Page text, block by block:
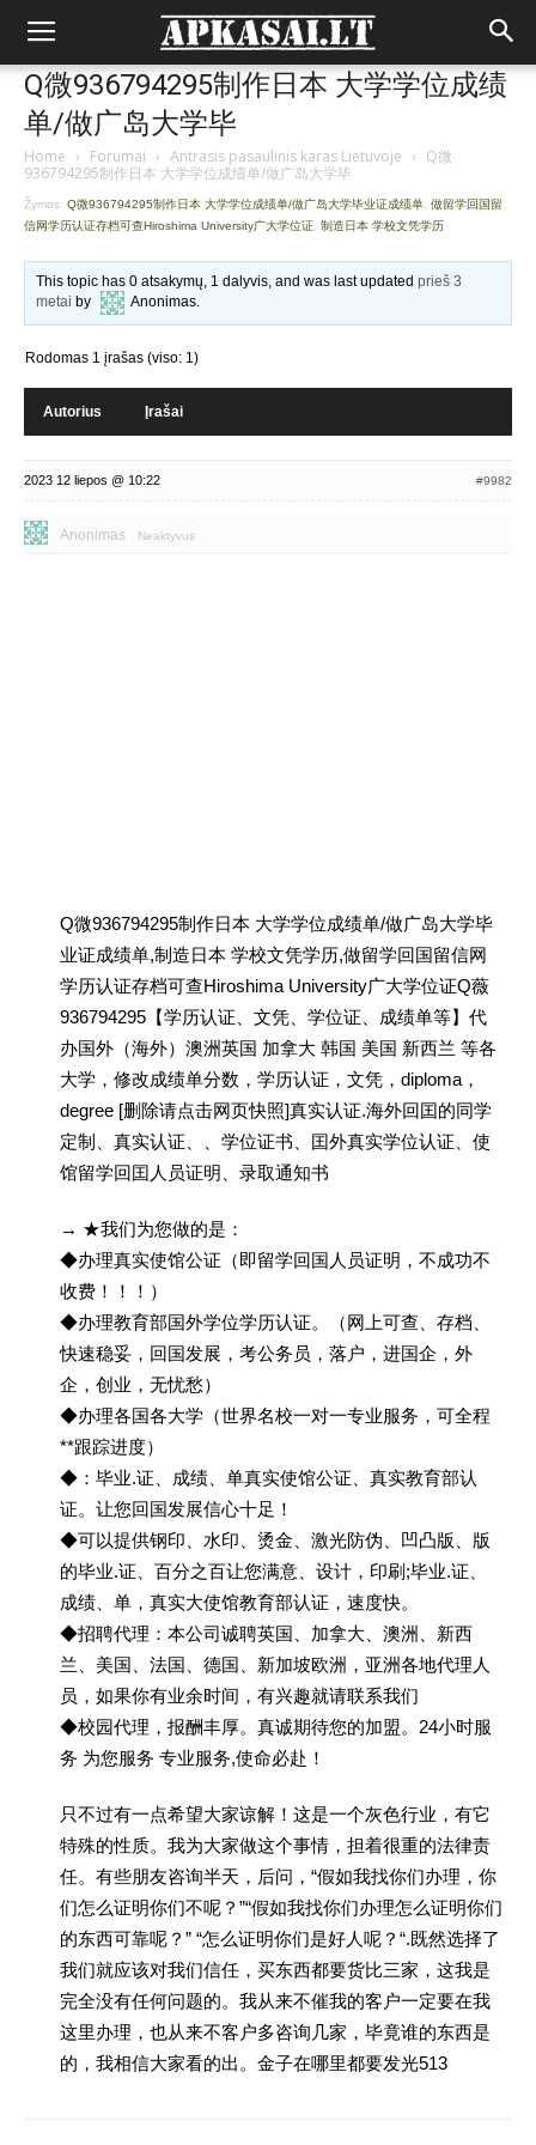
Q微936794295制作日本 大学学位成绩
单/做广岛大学毕
Home › Forumai › Antrasis pasaulinis karas Lietuvoje › Q微
936794295制作日本 大学学位成绩单/做广岛大学毕
Žymos: Q微936794295制作日本 大学学位成绩单/做广岛大学毕业证成绩单 做留学回国留
信网学历认证存档可查Hiroshima University广大学位证 制造日本 学校文凭学历
This topic has 0 atsakymų, 1 dalyvis, and was last updatedprieš 3
metai by Anonimas.
Rodomas 1 įrašas (viso: 1)
Autorius Įrašai
2023 12 liepos @ 10:22 #9982
Anonimas Neaktyvus
Q微936794295制作日本 大学学位成绩单/做广岛大学毕
业证成绩单,制造日本 学校文凭学历,做留学回国留信网
学历认证存档可查Hiroshima University广大学位证Q薇
936794295【学历认证、文凭、学位证、成绩单等】代
办国外（海外）澳洲英国 加拿大 韩国 美国 新西兰 等各
大学，修改成绩单分数，学历认证，文凭，diploma，
degree [删除请点击网页快照]真实认证.海外回囯的同学
定制、真实认证、、学位证书、囯外真实学位认证、使
馆留学回囯人员证明、录取通知书
→ ★我们为您做的是：
◆办理真实使馆公证（即留学回国人员证明，不成功不
收费！！！）
◆办理教育部国外学位学历认证。（网上可查、存档、
快速稳妥，回国发展，考公务员，落户，进国企，外
企，创业，无忧愁）
◆办理各国各大学（世界名校一对一专业服务，可全程
**跟踪进度）
◆：毕业.证、成绩、单真实使馆公证、真实教育部认
证。让您回国发展信心十足！
◆可以提供钢印、水印、烫金、激光防伪、凹凸版、版
的毕业.证、百分之百让您满意、设计，印刷;毕业.证、
成绩、单，真实大使馆教育部认证，速度快。
◆招聘代理：本公司诚聘英国、加拿大、澳洲、新西
兰、美国、法国、德国、新加坡欧洲，亚洲各地代理人
员，如果你有业余时间，有兴趣就请联系我们
◆校园代理，报酬丰厚。真诚期待您的加盟。24小时服
务 为您服务 专业服务,使命必赴！
只不过有一点希望大家谅解！这是一个灰色行业，有它
特殊的性质。我为大家做这个事情，担着很重的法律责
任。有些朋友咨询半天，后问，“假如我找你们办理，你
们怎么证明你们不呢？”“假如我找你们办理怎么证明你们
的东西可靠呢？” “怎么证明你们是好人呢？“.既然选择了
我们就应该对我们信任，买东西都要货比三家，这我是
完全没有任何问题的。我从来不催我的客户一定要在我
这里办理，也从来不客户多咨询几家，毕竟谁的东西是
的，我相信大家看的出。金子在哪里都要发光513